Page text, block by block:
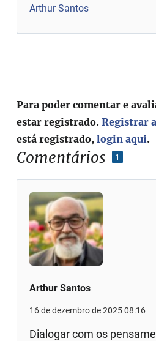
Arthur Santos
Comentários 1
Arthur Santos
16 de dezembro de 2025 08:16
Dialogar com os
Para poder comentar e
estar registrado.Registrar
está registrado,login aqui.